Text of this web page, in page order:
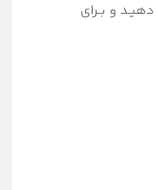
و بـرای